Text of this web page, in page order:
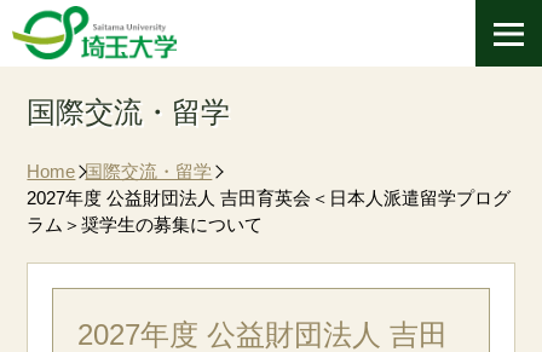
国際交流・留学
Home 国際交流・留学
2027年度 公益財団法人 吉田育英会＜日本人派遣留学プログ
ラム＞奨学生の募集について
2027年度 公益財団法人 吉田